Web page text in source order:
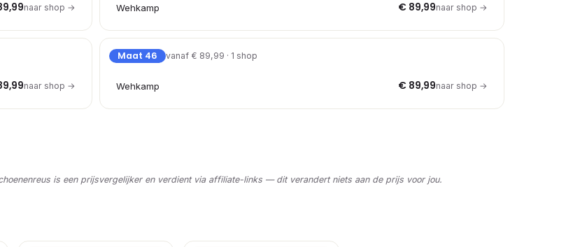
naar shop → Wehkamp € 89,99naar shop →
naar shop →
Maat 46 vanaf € 89,99 · 1 shop
Wehkamp € 89,99naar shop →
is een prijsvergelijker en verdient via affiliate-links — dit verandert niets aan de prijs voor jou.